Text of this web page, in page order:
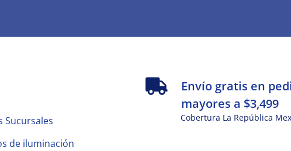
Sucursales
de iluminación
Envío gratis en
mayores a $3,499
Cobertura La República